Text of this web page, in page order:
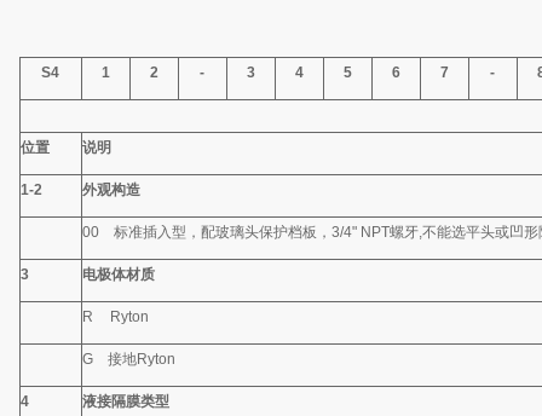
S4 1 2 - 3 4 5 6 7 -
位置 说明
1-2 外观构造
00标准插入型，配玻璃头保护档板， 3/4" NPT螺牙,不能选平头或凹形
3 电极体材质
R Ryton
G接地Ryton
4 液接隔膜类型